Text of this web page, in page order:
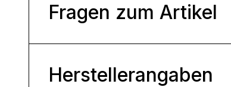
Fragen zum Artikel
Herstellerangaben